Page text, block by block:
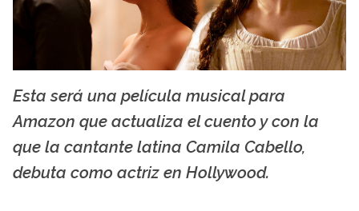
HDQwalls
Esta será una película musical para
Amazon que actualiza el cuento y con la
que la cantante latina Camila Cabello,
debuta como actriz en Hollywood.